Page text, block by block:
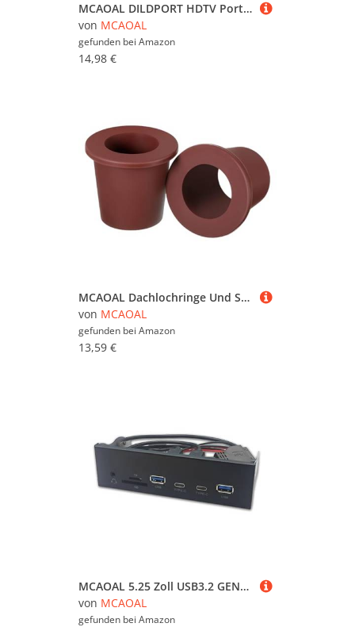
MCAOAL DILDPORT HDTV Portkabelunterstützung 1920x1080p Für Computer Zu HDTVs Verbessert Abschirmungs DisplayPort Zum HDTV Anschlusskabel
von MCAOAL
gefunden bei Amazon
14,98 €
MCAOAL Dachlochringe Und Stabilisator Für Terrassentisch Mit 2 Bis 2 5 Zoll Loch Und 1 5 Zoll Patios Stabilisator
von MCAOAL
gefunden bei Amazon
13,59 €
MCAOAL 5.25 Zoll USB3.2 GEN1 Frontplatte Mit 5Gbit / S Fast Geschwindigkeits Datenübertragung 19Pin Zu 2xUSB3.0 2XTYPE C Und Auditory
von MCAOAL
gefunden bei Amazon